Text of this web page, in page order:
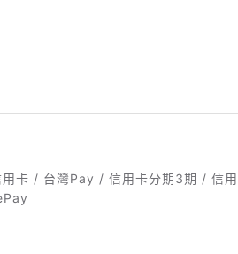
卡 / 台灣Pay / 信用卡分期3期 / 信